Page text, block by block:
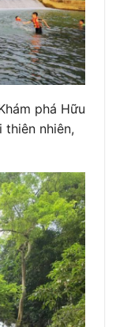
phá Hữu
thiên nhiên,